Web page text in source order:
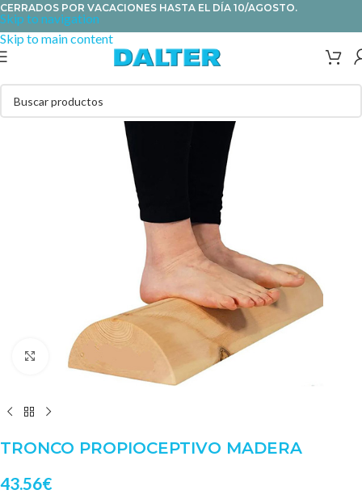
Skip to navigation
Skip to main content
CERRADOS POR VACACIONES HASTA EL DÍA 10/AGOSTO.
Clic para ampliar
TRONCO PROPIOCEPTIVO MADERA
43.56€